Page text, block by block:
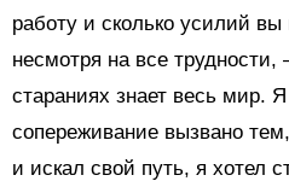
работу и сколько усилий вы
несмотря на все
стараниях знает весь мир.
сопереживание вызвано
и искал свой путь, я хотел